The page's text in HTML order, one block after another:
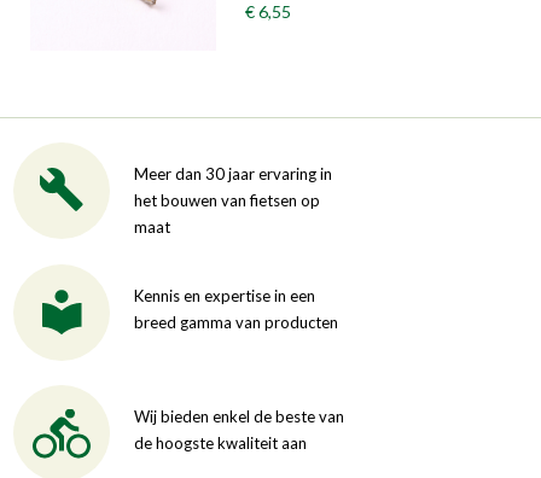
€ 6,55
Meer dan 30 jaar ervaring in
het bouwen van fietsen op
maat
Kennis en expertise in een
breed gamma van producten
Wij bieden enkel de beste van
de hoogste kwaliteit aan